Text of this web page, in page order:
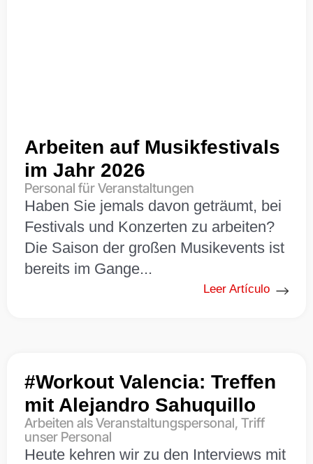
Neuerungen Die Workout-Gruppe
Personal für Veranstaltungen
Triff unser Personal
Unkategorisiert
Wir sind verantwortlich
Arbeiten auf Musikfestivals
im Jahr 2026
Personal für Veranstaltungen
Haben Sie jemals davon geträumt, bei
Festivals und Konzerten zu arbeiten?
Die Saison der großen Musikevents ist
bereits im Gange...
Leer Artículo
#Workout Valencia: Treffen
mit Alejandro Sahuquillo
Arbeiten als Veranstaltungspersonal, Triff
unser Personal
Heute kehren wir zu den Interviews mit